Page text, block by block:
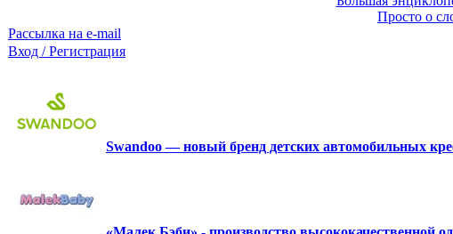
Просто о
Рассылка на e-mail
Вход / Регистрация
Swandoo — новый бренд детских автомобильных